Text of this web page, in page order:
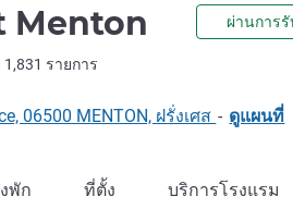
Menton 2 ดาวผ่านการ
รทติ้งบน ALL)
1,831 รายการ
06500 MENTON, ฝรั่งเศส - ดูแผนที่
พัก ที่ตั้ง บริการโรงแรม